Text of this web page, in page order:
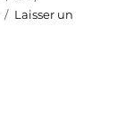
Laisser un